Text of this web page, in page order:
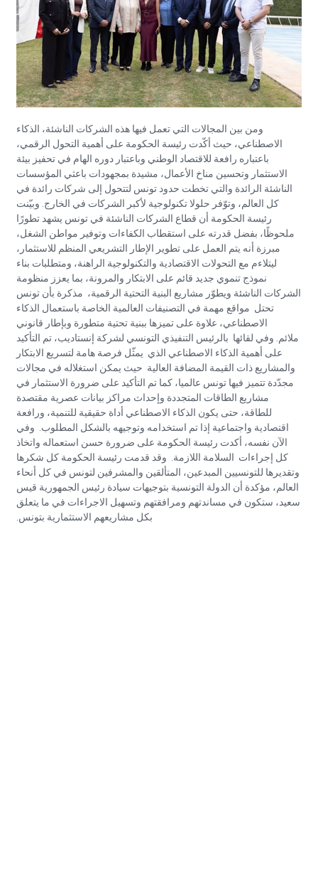
ومن بين المجالات التي تعمل فيها هذه الشركات الناشئة، الذكاء
الاصطناعي، حيث أكّدت رئيسة الحكومة على أهمية التحول الرقمي،
باعتباره رافعة للاقتصاد الوطني وباعتبار دوره الهام في تحفيز بيئة
الاستثمار وتحسين مناخ الأعمال، مشيدة بمجهودات باعثي المؤسسات
الناشئة الرائدة والتي تخطت حدود تونس لتتحول إلى شركات رائدة في
كل العالم، وتوّفر حلولا تكنولوجية لأكبر الشركات في الخارج. وبيّنت
رئيسة الحكومة أن قطاع الشركات الناشئة في تونس يشهد تطورًا
ملحوظًا، بفضل قدرته على استقطاب الكفاءات وتوفير مواطن الشغل،
مبرزة أنه يتم العمل على تطوير الإطار التشريعي المنظم للاستثمار،
ليتلاءم مع التحولات الاقتصادية والتكنولوجية الراهنة، ومتطلبات بناء
نموذج تنموي جديد قائم على الابتكار والمرونة، بما يعزز منظومة
الشركات الناشئة ويطوّر مشاريع البنية التحتية الرقمية، مذكرة بأن تونس
تحتل مواقع مهمة في التصنيفات العالمية الخاصة باستعمال الذكاء
الاصطناعي، علاوة على تميزها ببنية تحتية متطورة وبإطار قانوني
ملائم. وفي لقائها بالرئيس التنفيذي التونسي لشركة إنستاديب، تم التأكيد
على أهمية الذكاء الاصطناعي الذي يمثّل فرصة هامة لتسريع الابتكار
والمشاريع ذات القيمة المضافة العالية حيث يمكن استغلاله في مجالات
مجدّدة تتميز فيها تونس عالميا، كما تم التأكيد على ضرورة الاستثمار في
مشاريع الطاقات المتجددة وإحداث مراكز بيانات عصرية مقتصدة
للطاقة، حتى يكون الذكاء الاصطناعي أداة حقيقية للتنمية، ورافعة
اقتصادية واجتماعية إذا تم استخدامه وتوجيهه بالشكل المطلوب. وفي
الآن نفسه، أكدت رئيسة الحكومة على ضرورة حسن استعماله واتخاذ
كل إجراءات السلامة اللازمة. وقد قدمت رئيسة الحكومة كل شكرها
وتقديرها للتونسيين المبدعين، المتألقين والمشرفين لتونس في كل أنحاء
العالم، مؤكدة أن الدولة التونسية بتوجيهات سيادة رئيس الجمهورية قيس
سعيد، ستكون في مساندتهم ومرافقتهم وتسهيل الاجراءات في ما يتعلق
بكل مشاريعهم الاستثمارية بتونس.